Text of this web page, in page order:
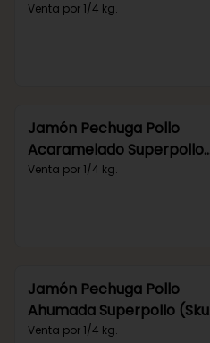
Venta por 1/4 kg.
Jamón Pechuga Pollo
Acaramelado Superpollo
(Sku 113)
Venta por 1/4 kg.
Jamón Pechuga Pollo
Ahumada Superpollo (Sku
116)
Venta por 1/4 kg.